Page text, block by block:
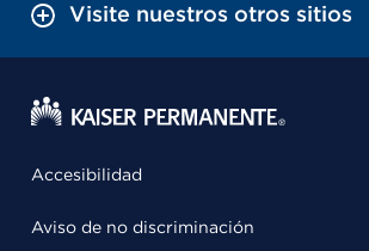
Visite nuestros otros sitios
Accesibilidad
Aviso de no discriminación